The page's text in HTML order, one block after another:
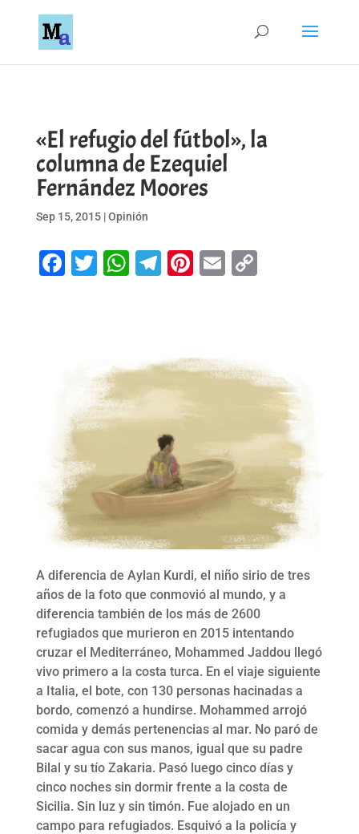
«El refugio del fútbol», la
columna de Ezequiel
Fernández Moores
Sep 15, 2015|Opinión
Facebook
Twitter
WhatsApp
Telegram
Pinterest
EmailCopy
A diferencia de Aylan Kurdi, el niño sirio de tres
años de la foto que conmovió al mundo, y a
diferencia también de los más de 2600
refugiados que murieron en 2015 intentando
cruzar el Mediterráneo, Mohammed Jaddou llegó
vivo primero a la costa turca. En el viaje siguiente
a Italia, el bote, con 130 personas hacinadas a
bordo, comenzó a hundirse. Mohammed arrojó
comida y demás pertenencias al mar. No paró de
sacar agua con sus manos, igual que su padre
Bilal y su tío Zakaria. Pasó luego cinco días y
cinco noches sin dormir frente a la costa de
Sicilia. Sin luz y sin timón. Fue alojado en un
campo para refugiados. Esquivó a la policía y